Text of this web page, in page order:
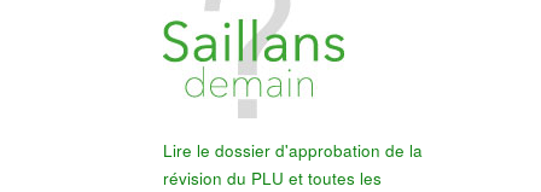
Lire le dossier d'approbation de la
révision du PLU et toutes les